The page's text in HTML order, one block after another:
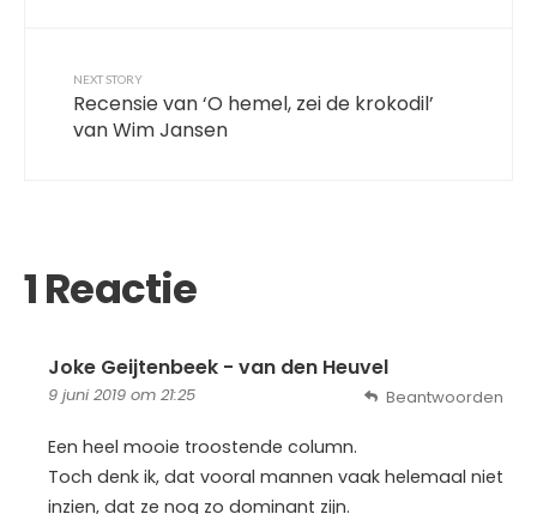
NEXT STORY
Recensie van ‘O hemel, zei de krokodil’
van Wim Jansen
1 Reactie
Joke Geijtenbeek - van den Heuvel
9 juni 2019 om 21:25
Een heel mooie troostende column.
Toch denk ik, dat vooral mannen vaak helemaal niet
inzien, dat ze nog zo dominant zijn.
Beantwoorden